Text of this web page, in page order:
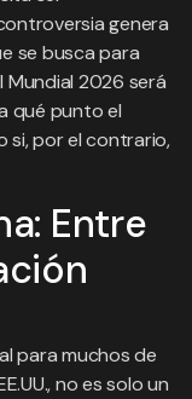
genera
se busca para
Mundial 2026 será
qué punto el
si, por el contrario,
Entre
para muchos de
no es solo un